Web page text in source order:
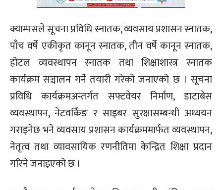
क्याम्पसले सूचना प्रविधि स्नातक, व्यवसाय प्रशासन स्नातक,
पाँच वर्षे एकीकृत कानून स्नातक, तीन वर्षे कानून स्नातक,
होटल व्यवस्थापन स्नातक तथा शिक्षाशास्त्र स्नातक
कार्यक्रम सञ्चालन गर्ने तयारी गरेको जनाएको छ । सूचना
प्रविधि कार्यक्रमअन्तर्गत सफ्टवेयर निर्माण, डाटाबेस
व्यवस्थापन, नेटवर्किङ र साइबर सुरक्षासम्बन्धी अध्ययन
गराइनेछ भने व्यवसाय प्रशासन कार्यक्रममार्फत व्यवस्थापन,
नेतृत्व तथा व्यावसायिक रणनीतिमा केन्द्रित शिक्षा प्रदान
गरिने जनाइएको छ ।